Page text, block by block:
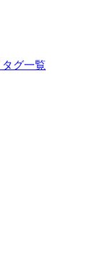
タグ一覧